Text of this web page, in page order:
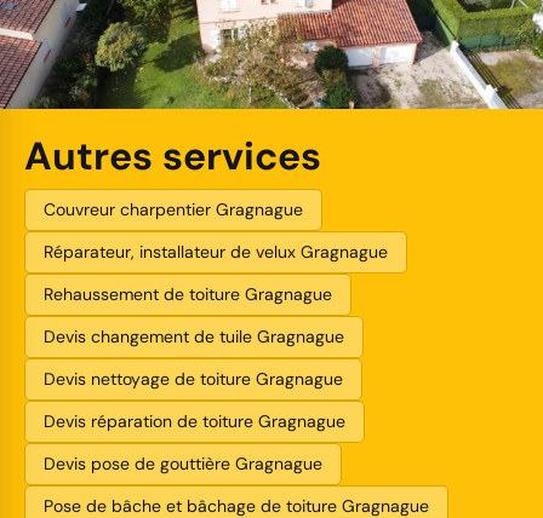
Autres services
Couvreur charpentier Gragnague
Réparateur, installateur de velux Gragnague
Rehaussement de toiture Gragnague
Devis changement de tuile Gragnague
Devis nettoyage de toiture Gragnague
Devis réparation de toiture Gragnague
Devis pose de gouttière Gragnague
Pose de bâche et bâchage de toiture Gragnague